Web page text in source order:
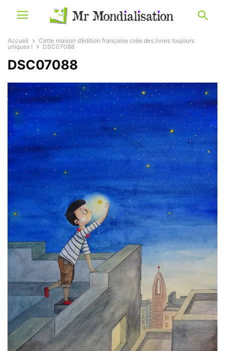
Accueil
Cette maison d’édition française crée des livres toujours
uniques !
DSC07088
DSC07088